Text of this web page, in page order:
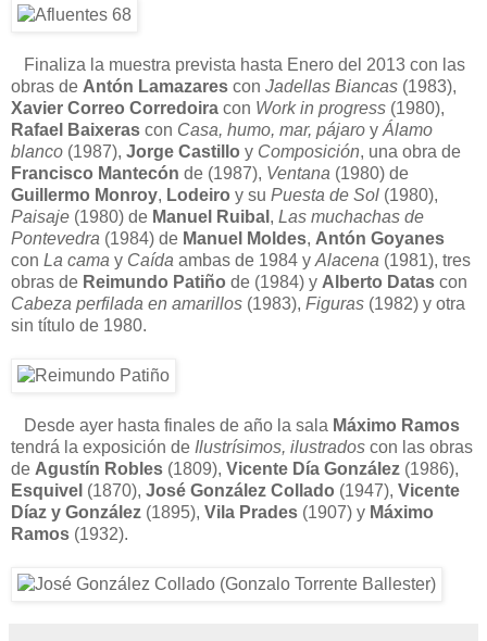
Finaliza la muestra prevista hasta Enero del 2013 con las
obras de Antón Lamazares con Jadellas Biancas (1983),
Xavier Correo Corredoira con Work in progress (1980),
Rafael Baixeras con Casa, humo, mar, pájaro y Álamo
blanco (1987), Jorge Castillo y Composición, una obra de
Francisco Mantecón de (1987), Ventana (1980) de
Guillermo Monroy, Lodeiro y su Puesta de Sol (1980),
Paisaje (1980) de Manuel Ruibal , Las muchachas de
Pontevedra (1984) de Manuel Moldes, Antón Goyanes
con La cama y Caída ambas de 1984 y Alacena (1981), tres
obras de Reimundo Patiño de (1984) y Alberto Datas con
Cabeza perfilada en amarillos (1983), Figuras (1982) y otra
sin título de 1980.
Desde ayer hasta finales de año la sala Máximo Ramos
tendrá la exposición de Ilustrísimos, ilustrados con las obras
de Agustín Robles (1809), Vicente Día González (1986),
Esquivel (1870), José González Collado (1947), Vicente
Díaz y González (1895), Vila Prades (1907) y Máximo
Ramos (1932).